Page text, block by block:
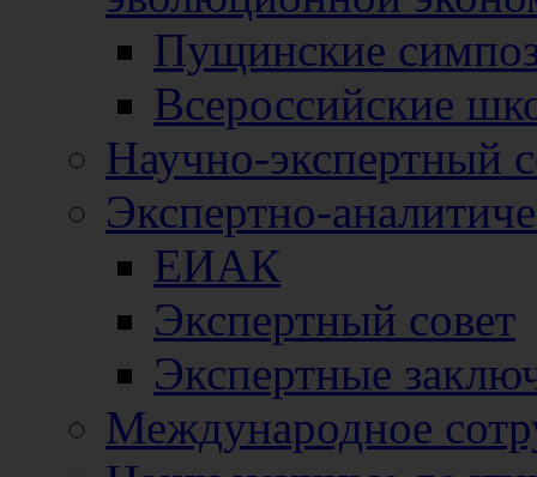
Пущинские
Всероссийские
Научно-экспертный
Экспертно-
ЕИАК
Экспертный совет
Экспертные
Международное